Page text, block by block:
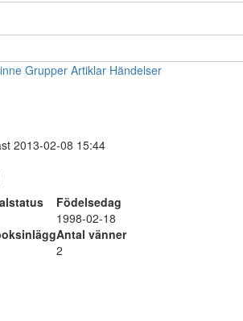
Grupper Artiklar Händelser
2013-02-08 15:44
Födelsedag
1998-02-18
Antal vänner
2